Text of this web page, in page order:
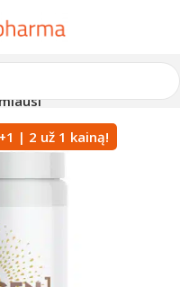
| 2 už 1 kainą!